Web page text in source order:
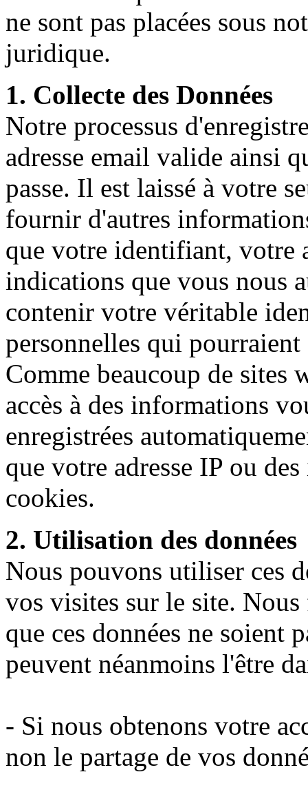
ne sont pas placées sous
juridique.
1. Collecte des Données
Notre processus
adresse email valide ainsi
passe. Il est laissé à votre
fournir d'autres
que votre identifiant, votre
indications que vous nous
contenir votre véritable
personnelles qui
Comme beaucoup de sites
accès à des informations
enregistrées
que votre adresse IP ou
cookies.
2. Utilisation des données
Nous pouvons utiliser ces
vos visites sur le site.
que ces données ne soient
peuvent néanmoins l'être
- Si nous obtenons votre
non le partage de vos